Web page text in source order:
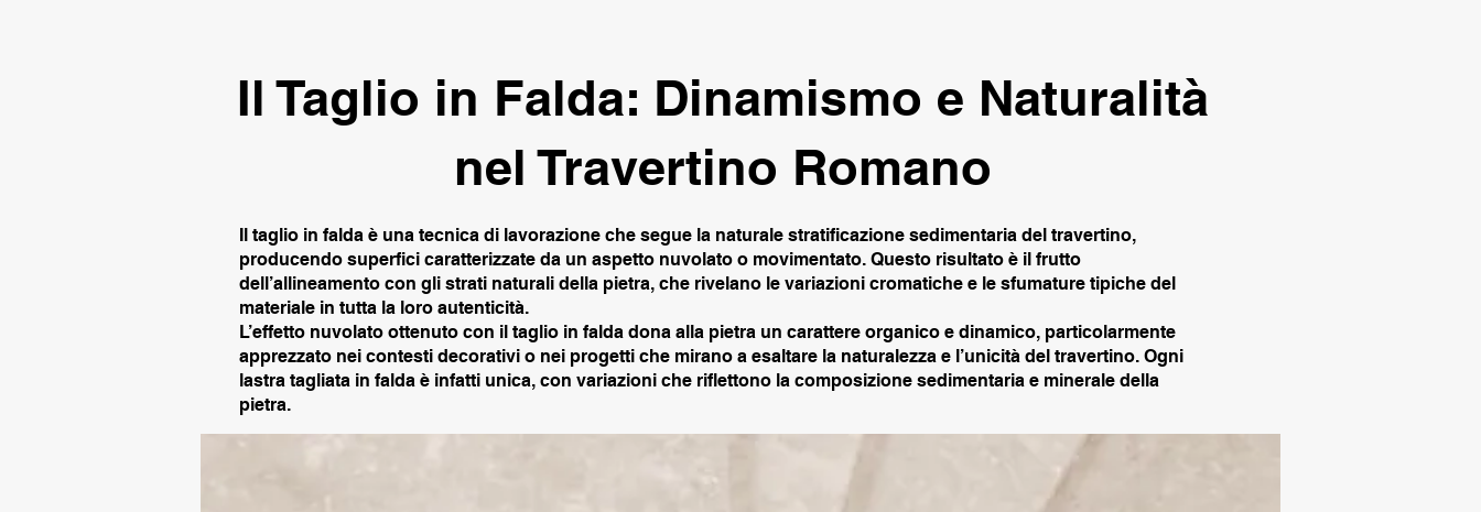
Il Taglio in Falda: Dinamismo e Naturalità
nel Travertino Romano
Il taglio in falda è una tecnica di lavorazione che segue la naturale stratificazione sedimentaria del travertino,
producendo superfici caratterizzate da un aspetto nuvolato o movimentato. Questo risultato è il frutto
dell’allineamento con gli strati naturali della pietra, che rivelano le variazioni cromatiche e le sfumature tipiche del
materiale in tutta la loro autenticità.
L’effetto nuvolato ottenuto con il taglio in falda dona alla pietra un carattere organico e dinamico, particolarmente
apprezzato nei contesti decorativi o nei progetti che mirano a esaltare la naturalezza e l’unicità del travertino. Ogni
lastra tagliata in falda è infatti unica, con variazioni che riflettono la composizione sedimentaria e minerale della
pietra.